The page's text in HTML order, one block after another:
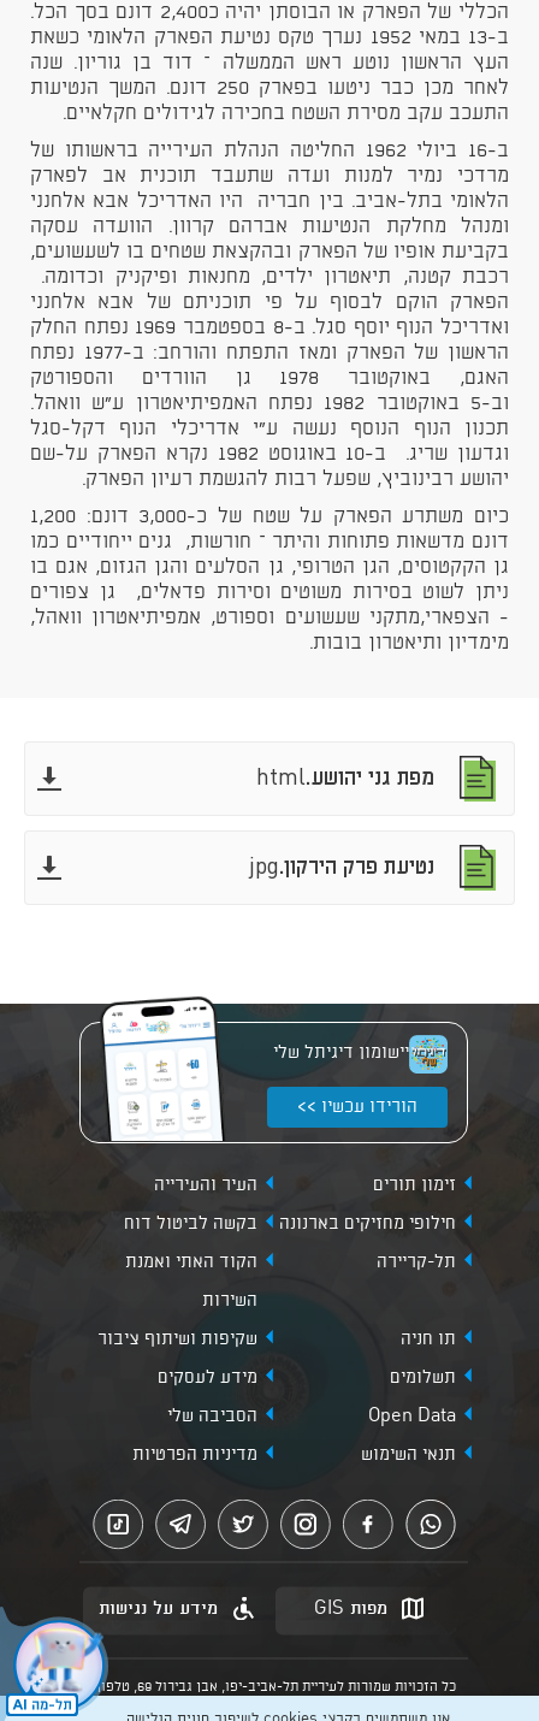
הכללי של הפארק או הבוסתן יהיה כ2,400 דונם בסך הכל.
ב-13 במאי 1952 נערך טקס נטיעת הפארק הלאומי כשאת
העץ הראשון נוטע ראש הממשלה – דוד בן גוריון. שנה
לאחר מכן כבר ניטעו בפארק 250 דונם. המשך הנטיעות
התעכב עקב מסירת השטח בחכירה לגידולים חקלאיים.
ב-16 ביולי 1962 החליטה הנהלת העירייה בראשותו של
מרדכי נמיר למנות ועדה שתעבד תוכנית אב לפארק
הלאומי בתל-אביב. בין חבריה היו האדריכל אבא אלחנני
ומנהל מחלקת הנטיעות אברהם קרוון. הוועדה עסקה
בקביעת אופיו של הפארק ובהקצאת שטחים בו לשעשועים,
רכבת קטנה, תיאטרון ילדים, מחנאות ופיקניק וכדומה.
הפארק הוקם לבסוף על פי תוכניתם של אבא אלחנני
ואדריכל הנוף יוסף סגל. ב-8 בספטמבר 1969 נפתח החלק
הראשון של הפארק ומאז התפתח והורחב: ב-1977 נפתח
האגם, באוקטובר 1978 גן הוורדים והספורטק
וב-5 באוקטובר 1982 נפתח האמפיתיאטרון ע"ש וואהל.
תכנון הנוף הנוסף נעשה ע"י אדריכלי הנוף דקל-סגל
וגדעון שריג. ב-10 באוגוסט 1982 נקרא הפארק על-שם
יהושע רבינוביץ, שפעל רבות להגשמת רעיון הפארק.
כיום משתרע הפארק על שטח של כ-3,000 דונם: 1,200
דונם מדשאות פתוחות והיתר – חורשות, גנים ייחודיים כמו
גן הקקטוסים, הגן הטרופי, גן הסלעים והגן הגזום, אגם בו
ניתן לשוט בסירות משוטים וסירות פדאלים, גן צפורים
- הצפארי,מתקני שעשועים וספורט, אמפיתיאטרון וואהל,
מימדיון ותיאטרון בובות.​
להורדה
מפת גני יהושע.html
להורדה
נטיעת פרק הירקון.jpg
יישומון דיגיתל שלי
הורידו עכשיו >>
זימון תורים
העיר והעירייה
חילופי מחזיקים בארנונה
בקשה לביטול דוח
תל-קריירה
הקוד האתי ואמנת
השירות
תו חניה
שקיפות ושיתוף ציבור
תשלומים
מידע לעסקים
Open Data
הסביבה שלי
תנאי השימוש
מדיניות הפרטיות
מפות GIS מידע על נגישות
כל הזכויות שמורות לעיריית תל-אביב-יפו, אבן גבירול 69, טלפון: